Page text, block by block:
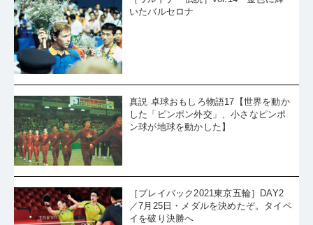
いたバルセロナ
真説 卓球おもしろ物語17【世界を動か
した「ピンポン外交」、小さなピンポ
ン球が地球を動かした】
［プレイバック2021東京五輪］DAY2
／7月25日・メダルを決めたぞ。タイペ
イを破り決勝へ